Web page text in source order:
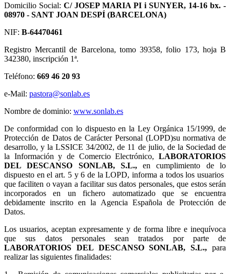
Domicilio Social: C/ JOSEP MARIA PI i SUNYER, 14-16 bx. -
08970 - SANT JOAN DESPÍ (BARCELONA)
NIF: B-64470461
Registro Mercantil de Barcelona, tomo 39358, folio 173, hoja B
342380, inscripción 1ª.
Teléfono: 669 46 20 93
e-Mail: pastora@sonlab.es
Nombre de dominio: www.sonlab.es
De conformidad con lo dispuesto en la Ley Orgánica 15/1999, de
Protección de Datos de Carácter Personal (LOPD)su normativa de
desarrollo, y la LSSICE 34/2002, de 11 de julio, de la Sociedad de
la Información y de Comercio Electrónico, LABORATORIOS
DEL DESCANSO SONLAB, S.L.,en cumplimiento de lo
dispuesto en el art. 5 y 6 de la LOPD, informa a todos los usuarios
que faciliten o vayan a facilitar sus datos personales, que estos serán
incorporados en un fichero automatizado que se encuentra
debidamente inscrito en la Agencia Española de Protección de
Datos.
Los usuarios, aceptan expresamente y de forma libre e inequívoca
que sus datos personales sean tratados por parte de
LABORATORIOS DEL DESCANSO SONLAB, S.L., para
realizar las siguientes finalidades: